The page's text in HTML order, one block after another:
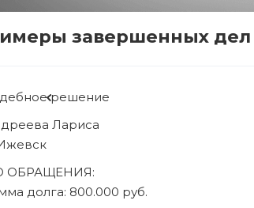
завершенных дел
решение
Людмила
ОБРАЩЕНИЯ:
долга: 470.000 руб.